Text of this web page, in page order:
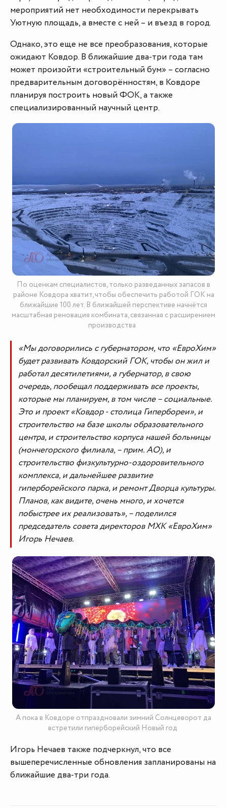
мероприятий нет необходимости перекрывать
Уютную площадь, а вместе с ней – и въезд в город.
Однако, это еще не все преобразования, которые
ожидают Ковдор. В ближайшие два-три года там
может произойти «строительный бум» – согласно
предварительным договорённостям, в Ковдоре
планируя построить новый ФОК, а также
специализированный научный центр.
По оценкам специалистов, только разведанных запасов в
районе Ковдора хватит, чтобы обеспечить работой ГОК на
ближайшие 100 лет. В ближайшей перспективе начнётся
масштабная реновация комбината, связанная с расширением
производства
«Мы договорились с губернатором, что «ЕвроХим»
будет развивать Ковдорский ГОК, чтобы он жил и
работал десятилетиями, а губернатор, в свою
очередь, пообещал поддерживать все проекты,
которые мы планируем, в том числе – социальные.
Это и проект «Ковдор - столица Гипербореи», и
строительство на базе школы образовательного
центра, и строительство корпуса нашей больницы
(мончегорского филиала, – прим. АО), и
строительство физкультурно-оздоровительного
комплекса, и дальнейшее развитие
гиперборейского парка, и ремонт Дворца культуры.
Планов, как видите, очень много, и хочется
побыстрее их реализовать», – поделился
председатель совета директоров МХК «ЕвроХим»
Игорь Нечаев.
А пока в Ковдоре отпраздновали зимний Солнцеворот да
встретили гиперборейский Новый год
Игорь Нечаев также подчеркнул, что все
вышеперечисленные обновления запланированы на
ближайшие два-три года.